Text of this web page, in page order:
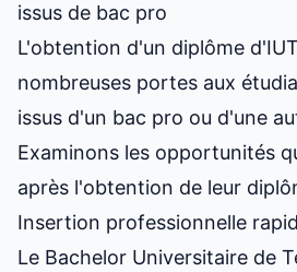
issus de bac pro
L'obtention d'un diplôme
nombreuses portes aux
issus d'un bac pro ou d'une
Examinons les opportunités
après l'obtention de leur
Insertion professionnelle
Le Bachelor Universitaire de